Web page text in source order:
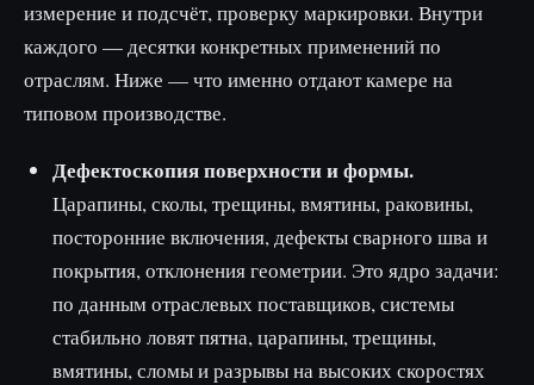
измерение и подсчёт, проверку маркировки. Внутри
каждого — десятки конкретных применений по
отраслям. Ниже — что именно отдают камере на
типовом производстве.
Дефектоскопия поверхности и формы.
Царапины, сколы, трещины, вмятины, раковины,
посторонние включения, дефекты сварного шва и
покрытия, отклонения геометрии. Это ядро задачи:
по данным отраслевых поставщиков, системы
стабильно ловят пятна, царапины, трещины,
вмятины, сломы и разрывы на высоких скоростях